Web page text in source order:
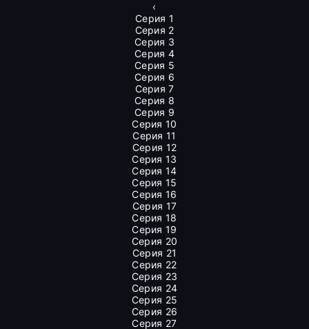
‹
Серия 1
Серия 2
Серия 3
Серия 4
Серия 5
Серия 6
Серия 7
Серия 8
Серия 9
Серия 10
Серия 11
Серия 12
Серия 13
Серия 14
Серия 15
Серия 16
Серия 17
Серия 18
Серия 19
Серия 20
Серия 21
Серия 22
Серия 23
Серия 24
Серия 25
Серия 26
Серия 27